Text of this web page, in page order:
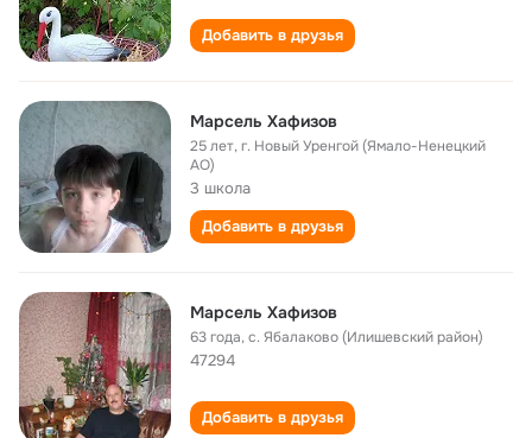
Добавить в друзья
Марсель Хафизов
25 лет,г. Новый Уренгой (Ямало-Ненецкий
АО)
3 школа
Добавить в друзья
Марсель Хафизов
63 года,с. Ябалаково (Илишевский район)
47294
Добавить в друзья